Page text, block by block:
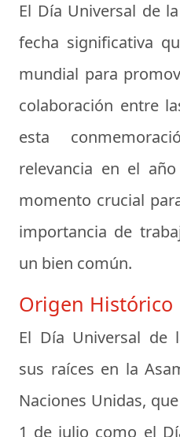
El Día Universal de
fecha significativa
mundial para
colaboración entre
esta
relevancia en el
momento crucial
importancia de
un bien común.
Origen Histórico
El Día Universal de
sus raíces en la
Naciones Unidas,
1 de julio como el